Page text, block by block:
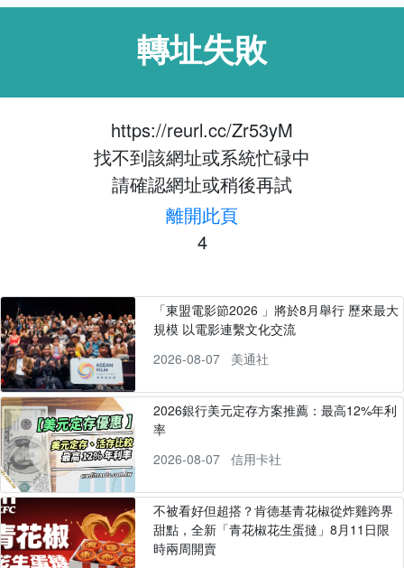
轉址失敗
https://reurl.cc/Zr53yM
找不到該網址或系統忙碌中
請確認網址或稍後再試
離開此頁
4
「東盟電影節2026 」將於8月舉行 歷來最大
規模 以電影連繫文化交流
2026-08-07
美通社
2026銀行美元定存方案推薦：最高12%年利
率
2026-08-07
信用卡社
不被看好但超搭？肯德基青花椒從炸雞跨界
甜點，全新「青花椒花生蛋撻」8月11日限
時兩周開賣